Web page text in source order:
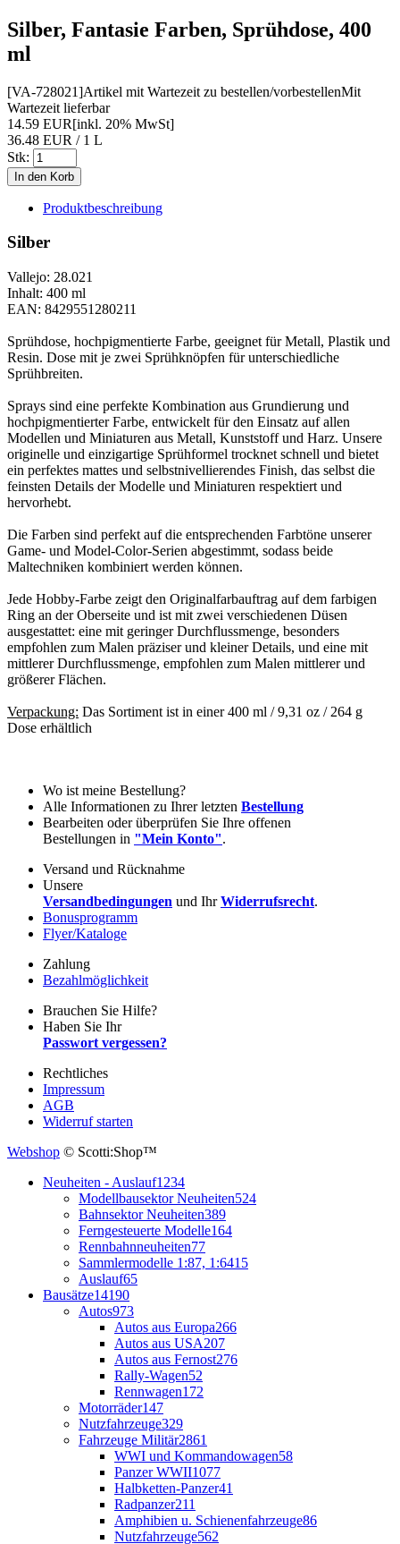
Silber, Fantasie Farben, Sprühdose, 400
ml
[VA-728021]Artikel mit Wartezeit zu bestellen/vorbestellenMit
Wartezeit lieferbar
14.59 EUR[inkl. 20% MwSt]
36.48 EUR / 1 L
Stk:
Produktbeschreibung
Silber
Vallejo: 28.021
Inhalt: 400 ml
EAN: 8429551280211
Sprühdose, hochpigmentierte Farbe, geeignet für Metall, Plastik und
Resin. Dose mit je zwei Sprühknöpfen für unterschiedliche
Sprühbreiten.
Sprays sind eine perfekte Kombination aus Grundierung und
hochpigmentierter Farbe, entwickelt für den Einsatz auf allen
Modellen und Miniaturen aus Metall, Kunststoff und Harz. Unsere
originelle und einzigartige Sprühformel trocknet schnell und bietet
ein perfektes mattes und selbstnivellierendes Finish, das selbst die
feinsten Details der Modelle und Miniaturen respektiert und
hervorhebt.
Die Farben sind perfekt auf die entsprechenden Farbtöne unserer
Game- und Model-Color-Serien abgestimmt, sodass beide
Maltechniken kombiniert werden können.
Jede Hobby-Farbe zeigt den Originalfarbauftrag auf dem farbigen
Ring an der Oberseite und ist mit zwei verschiedenen Düsen
ausgestattet: eine mit geringer Durchflussmenge, besonders
empfohlen zum Malen präziser und kleiner Details, und eine mit
mittlerer Durchflussmenge, empfohlen zum Malen mittlerer und
größerer Flächen.
Verpackung: Das Sortiment ist in einer 400 ml / 9,31 oz / 264 g
Dose erhältlich
Wo ist meine Bestellung?
Alle Informationen zu Ihrer letzten Bestellung
Bearbeiten oder überprüfen Sie Ihre offenen
Bestellungen in "Mein Konto".
Versand und Rücknahme
Unsere
Versandbedingungen und IhrWiderrufsrecht.
Bonusprogramm
Flyer/Kataloge
Zahlung
Bezahlmöglichkeit
Brauchen Sie Hilfe?
Haben Sie Ihr
Passwort vergessen?
Rechtliches
Impressum
AGB
Widerruf starten
Webshop © Scotti:Shop™
Neuheiten - Auslauf1234
Modellbausektor Neuheiten524
Bahnsektor Neuheiten389
Ferngesteuerte Modelle164
Rennbahnneuheiten77
Sammlermodelle 1:87, 1:6415
Auslauf65
Bausätze14190
Autos973
Autos aus Europa266
Autos aus USA207
Autos aus Fernost276
Rally-Wagen52
Rennwagen172
Motorräder147
Nutzfahrzeuge329
Fahrzeuge Militär2861
WWI und Kommandowagen58
Panzer WWII1077
Halbketten-Panzer41
Radpanzer211
Amphibien u. Schienenfahrzeuge86
Nutzfahrzeuge562